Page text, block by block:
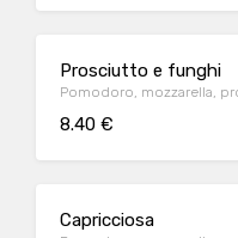
Prosciutto e funghi
Pomodoro, mozzarella,
8.40 €
Capricciosa